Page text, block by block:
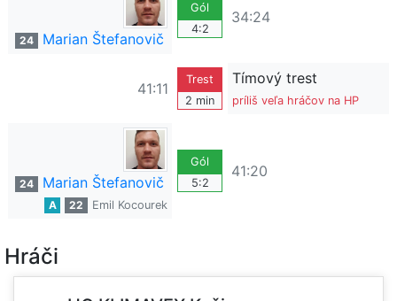
24 Marian Štefanovič
Gól
4:2
34:24
41:11
Trest
2 min
Tímový trest
príliš veľa hráčov na HP
24 Marian Štefanovič
A 22 Emil Kocourek
Gól
5:2
41:20
Hráči